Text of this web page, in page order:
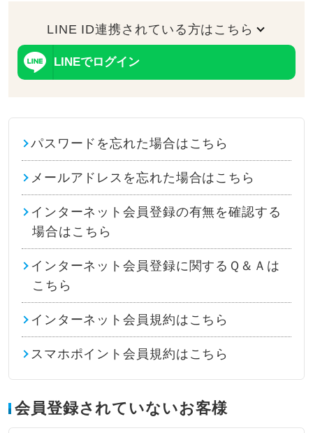
LINE ID連携されている方はこちら
LINEでログイン
パスワードを忘れた場合はこちら
メールアドレスを忘れた場合はこちら
インターネット会員登録の有無を確認する
場合はこちら
インターネット会員登録に関するＱ＆Ａは
こちら
インターネット会員規約はこちら
スマホポイント会員規約はこちら
会員登録されていないお客様